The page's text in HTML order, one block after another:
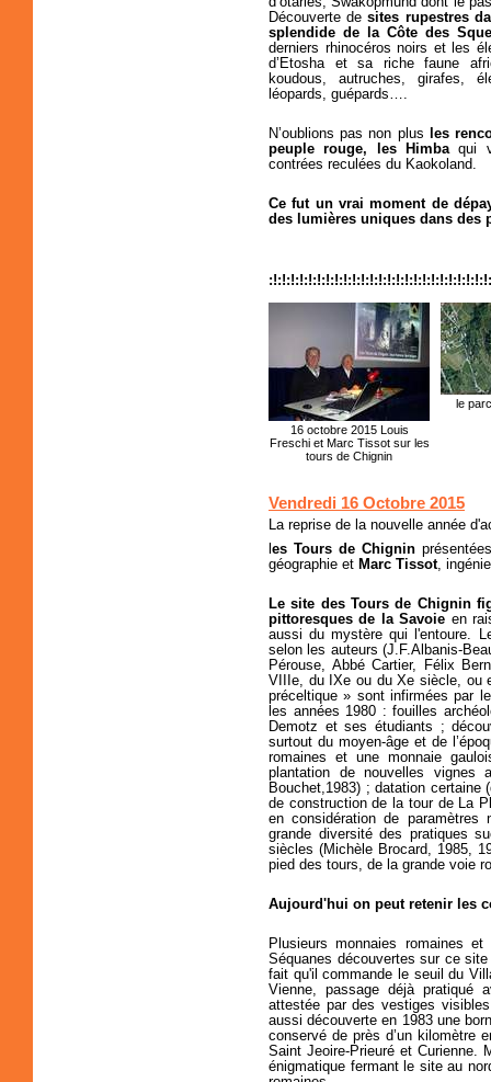
Découverte de sites rupestres
splendide de la Côte des
derniers rhinocéros noirs et les
d’Etosha et sa riche faune
koudous, autruches, girafes,
léopards, guépards….
N’oublions pas non plus
les
peuple rouge, les Himbaqui
contrées reculées du Kaokoland.
Ce fut un vrai moment de
des lumières uniques dans des
16 octobre 2015 Louis
Freschi et Marc Tissot sur les
tours de Chignin
le
Vendredi 16 Octobre 2015
La reprise de la nouvelle année
es Tours de Chignin
géographie et Marc Tissot,
Le site des Tours de Chignin
pittoresques de la Savoie en
aussi du mystère qui l'entoure.
selon les auteurs (J.F.Albanis-
Pérouse, Abbé Cartier, Félix
VIIIe, du IXe ou du Xe siècle, ou
préceltique » sont infirmées par
les années 1980 : fouilles
Demotz et ses étudiants ;
surtout du moyen-âge et de
romaines et une monnaie
plantation de nouvelles vignes
Bouchet,1983) ; datation certaine
de construction de la tour de La
en considération de paramètres
grande diversité des pratiques
siècles (Michèle Brocard, 1985,
pied des tours, de la grande voie
Aujourd'hui on peut retenir les
Plusieurs monnaies romaines
Séquanes découvertes sur ce
fait qu'il commande le seuil du
Vienne, passage déjà pratiqué
attestée par des vestiges
aussi découverte en 1983 une
conservé de près d’un kilomètre
Saint Jeoire-Prieuré et Curienne.
énigmatique fermant le site au